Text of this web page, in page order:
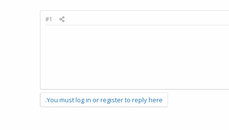
#1
You must log in or register to reply here.